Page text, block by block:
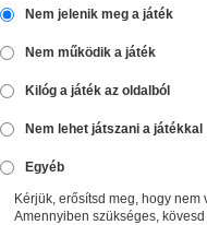
Nem jelenik meg a játék
Nem működik a játék
Kilóg a játék az oldalból
Nem lehet játszani a játékkal
Egyéb
Kérjük, erősítsd meg, hogy nem
Amennyiben szükséges,